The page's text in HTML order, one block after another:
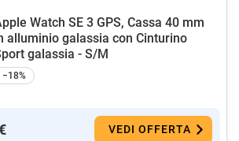
Watch SE 3 GPS, Cassa 40 mm
alluminio galassia con Cinturino
galassia - S/M
−18%
VEDI OFFERTA